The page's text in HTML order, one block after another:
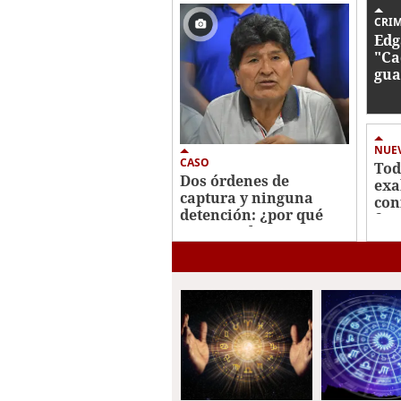
Volume
0%
CASO
Dos órdenes de
captura y ninguna
detención: ¿por qué
Evo Morales sigue